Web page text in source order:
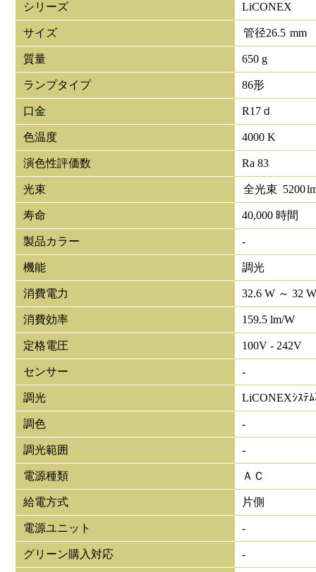
シリーズ LiCONEX
サイズ 管径26.5 mm
質量 650 g
ランプタイプ 86形
口金 R17ｄ
色温度 4000 K
演色性評価数 Ra 83
光束 全光束 5200
寿命 40,000 時間
製品カラー -
機能 調光
消費電力 32.6 W ～ 32
消費効率 159.5 lm/W
定格電圧 100V - 242V
センサー -
調光 LiCONEXｼｽﾃ
調色 -
調光範囲 -
電源種類 ＡＣ
給電方式 片側
電源ユニット -
グリーン購入対応 -